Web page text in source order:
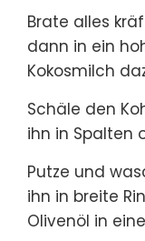
Brate alles
dann in ein
Kokosmilch
Schäle den
ihn in Spalten
Putze und
ihn in breite
Olivenöl in